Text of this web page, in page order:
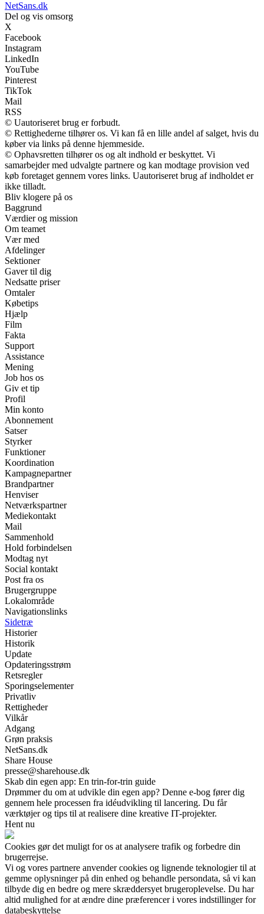
NetSans.dk
Del og vis omsorg
X
Facebook
Instagram
LinkedIn
YouTube
Pinterest
TikTok
Mail
RSS
© Uautoriseret brug er forbudt.
© Rettighederne tilhører os. Vi kan få en lille andel af salget, hvis du
køber via links på denne hjemmeside.
© Ophavsretten tilhører os og alt indhold er beskyttet. Vi
samarbejder med udvalgte partnere og kan modtage provision ved
køb foretaget gennem vores links. Uautoriseret brug af indholdet er
ikke tilladt.
Bliv klogere på os
Baggrund
Værdier og mission
Om teamet
Vær med
Afdelinger
Sektioner
Gaver til dig
Nedsatte priser
Omtaler
Købetips
Hjælp
Film
Fakta
Support
Assistance
Mening
Job hos os
Giv et tip
Profil
Min konto
Abonnement
Satser
Styrker
Funktioner
Koordination
Kampagnepartner
Brandpartner
Henviser
Netværkspartner
Mediekontakt
Mail
Sammenhold
Hold forbindelsen
Modtag nyt
Social kontakt
Post fra os
Brugergruppe
Lokalområde
Navigationslinks
Sidetræ
Historier
Historik
Update
Opdateringsstrøm
Retsregler
Sporingselementer
Privatliv
Rettigheder
Vilkår
Adgang
Grøn praksis
NetSans.dk
Share House
presse@sharehouse.dk
Skab din egen app: En trin-for-trin guide
Drømmer du om at udvikle din egen app? Denne e-bog fører dig
gennem hele processen fra idéudvikling til lancering. Du får
værktøjer og tips til at realisere dine kreative IT-projekter.
Hent nu
Cookies gør det muligt for os at analysere trafik og forbedre din
brugerrejse.
Vi og vores partnere anvender cookies og lignende teknologier til at
gemme oplysninger på din enhed og behandle persondata, så vi kan
tilbyde dig en bedre og mere skræddersyet brugeroplevelse. Du har
altid mulighed for at ændre dine præferencer i vores indstillinger for
databeskyttelse